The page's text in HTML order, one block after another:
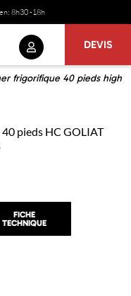
8h30 -18h
DEVIS
frigorifique 40 pieds high
FICHE
TECHNIQUE